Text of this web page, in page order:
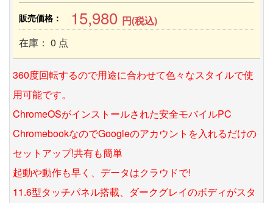
販売価格： 15,980 円(税込)
在庫： 0 点
360度回転するので用途に合わせて色々なスタイルで使
用可能です。
ChromeOSがインストールされた安全モバイルPC
ChromebookなのでGoogleのアカウントを入れるだけの
セットアップ!共有も簡単
起動や動作も早く、データはクラウドで!
11.6型タッチパネル搭載、ダークグレイのボディがスタ